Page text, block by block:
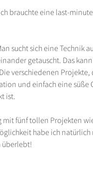
brauchte eine last-
sucht sich eine Technik
getauscht. Das
verschiedenen Projekte,
und einfach eine süße
ist.
mit fünf tollen Projekten
habe ich natürlich
überlebt!